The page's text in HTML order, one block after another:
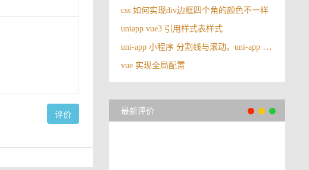
评价
css 如何实现div边框四个角的颜色不一样
uniapp vue3 引用样式表样式
uni-app 小程序 分割线与滚动。uni-app 中占满剩下高度，并且在剩下高度里边滚动
vue 实现全局配置
最新评价